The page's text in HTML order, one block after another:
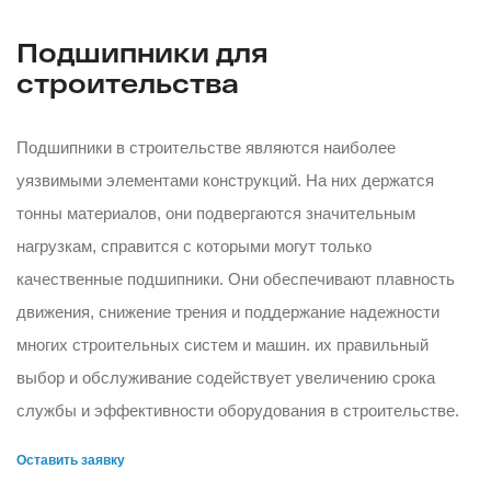
Подшипники для
строительства
Подшипники в строительстве являются наиболее
уязвимыми элементами конструкций. На них держатся
тонны материалов, они подвергаются значительным
нагрузкам, справится с которыми могут только
качественные подшипники. Они обеспечивают плавность
движения, снижение трения и поддержание надежности
многих строительных систем и машин. их правильный
выбор и обслуживание содействует увеличению срока
службы и эффективности оборудования в строительстве.
Оставить заявку